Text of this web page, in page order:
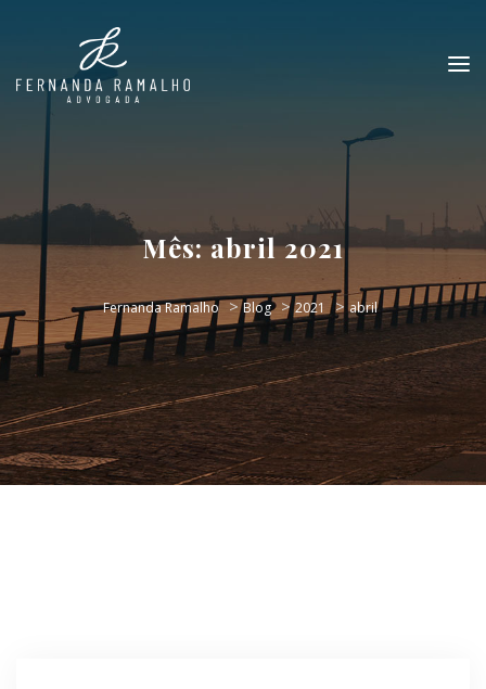
Mês:abril 2021
Fernanda Ramalho >Blog >2021 >abril